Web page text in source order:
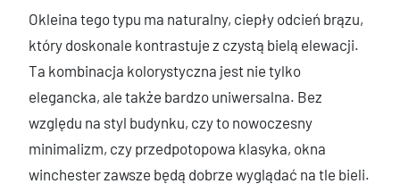
Okleina tego typu ma naturalny, ciepły odcień brązu,
który doskonale kontrastuje z czystą bielą elewacji.
Ta kombinacja kolorystyczna jest nie tylko
elegancka, ale także bardzo uniwersalna. Bez
względu na styl budynku, czy to nowoczesny
minimalizm, czy przedpotopowa klasyka, okna
winchester zawsze będą dobrze wyglądać na tle bieli.